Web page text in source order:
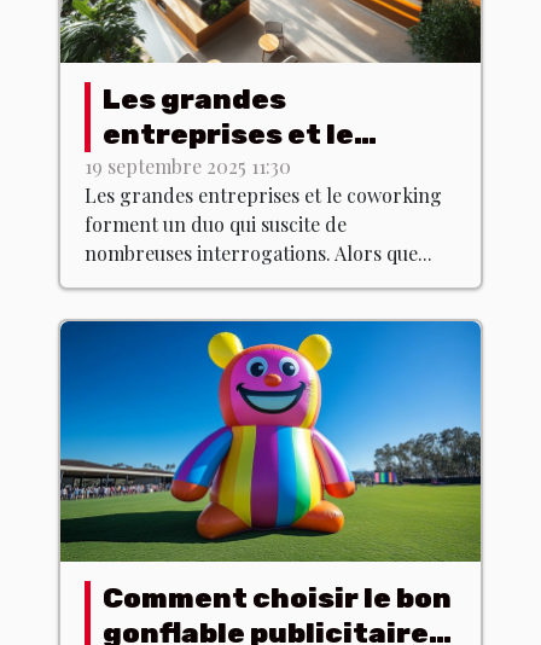
Les grandes
entreprises et le
coworking : une
alliance profitable ?
19 septembre 2025 11:30
Les grandes entreprises et le coworking
forment un duo qui suscite de
nombreuses interrogations. Alors que...
Comment choisir le bon
gonflable publicitaire